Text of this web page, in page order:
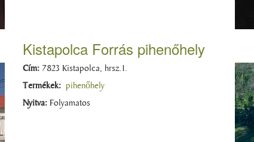
Kistapolca Forrás pihenőhely
Cím: 7823 Kistapolca, hrsz.1.
Termékek: pihenőhely
Nyitva: Folyamatos